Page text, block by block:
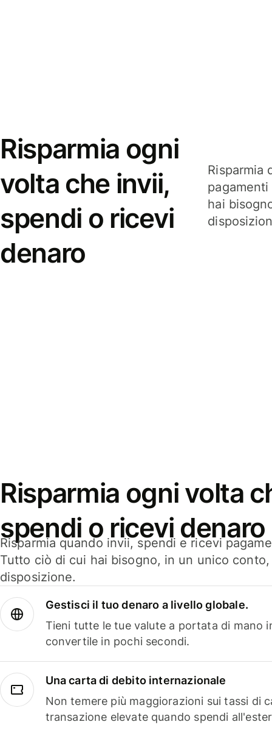
Risparmia ogni
volta che invii,
spendi o ricevi
denaro
Risparmia
hai
Risparmia ogni volta
spendi o ricevi denaro
Risparmia quando invii, spendi e ricevi
Tutto ciò di cui hai bisogno, in un unico
disposizione.
Gestisci il tuo denaro a livello globale.
Tieni tutte le tue valute a portata di mano
convertile in pochi secondi.
Una carta di debito internazionale
Non temere più maggiorazioni sui tassi di
transazione elevate quando spendi